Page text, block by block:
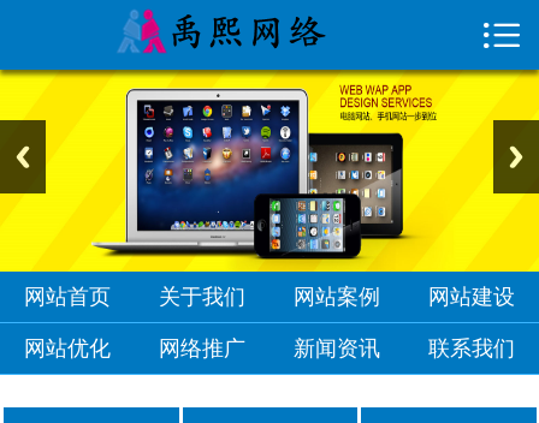
关于我们
网站案例
网站建设
网站优化
网络推广

网站首页 关于我们 网站案例 网站建设
网站优化 网络推广 新闻资讯 联系我们